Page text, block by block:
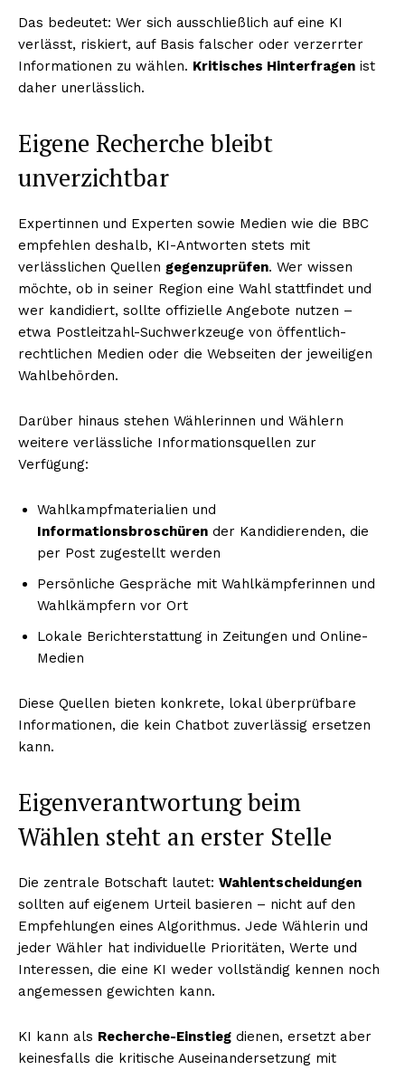
Das bedeutet: Wer sich ausschließlich auf eine KI
verlässt, riskiert, auf Basis falscher oder verzerrter
Informationen zu wählen. Kritisches Hinterfragen ist
daher unerlässlich.
Eigene Recherche bleibt
unverzichtbar
Expertinnen und Experten sowie Medien wie die BBC
empfehlen deshalb, KI-Antworten stets mit
verlässlichen Quellen gegenzuprüfen. Wer wissen
möchte, ob in seiner Region eine Wahl stattfindet und
wer kandidiert, sollte offizielle Angebote nutzen –
etwa Postleitzahl-Suchwerkzeuge von öffentlich-
rechtlichen Medien oder die Webseiten der jeweiligen
Wahlbehörden.
Darüber hinaus stehen Wählerinnen und Wählern
weitere verlässliche Informationsquellen zur
Verfügung:
Wahlkampfmaterialien und
Informationsbroschüren der Kandidierenden, die
per Post zugestellt werden
Persönliche Gespräche mit Wahlkämpferinnen und
Wahlkämpfern vor Ort
Lokale Berichterstattung in Zeitungen und Online-
Medien
Diese Quellen bieten konkrete, lokal überprüfbare
Informationen, die kein Chatbot zuverlässig ersetzen
kann.
Eigenverantwortung beim
Wählen steht an erster Stelle
Die zentrale Botschaft lautet: Wahlentscheidungen
sollten auf eigenem Urteil basieren – nicht auf den
Empfehlungen eines Algorithmus. Jede Wählerin und
jeder Wähler hat individuelle Prioritäten, Werte und
Interessen, die eine KI weder vollständig kennen noch
angemessen gewichten kann.
KI kann als Recherche-Einstieg dienen, ersetzt aber
keinesfalls die kritische Auseinandersetzung mit